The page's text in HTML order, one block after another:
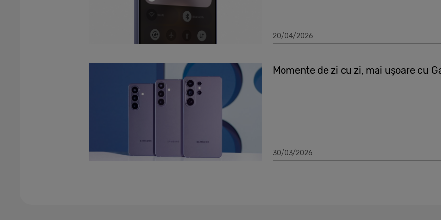
20/04/2026
Momente de zi cu zi, mai ușoare cu
30/03/2026